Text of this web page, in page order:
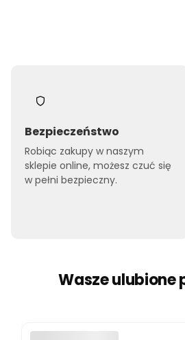
Bezpieczeństwo
Robiąc zakupy w naszym
sklepie online, możesz czuć się
w pełni bezpieczny.
Wasze ulubione